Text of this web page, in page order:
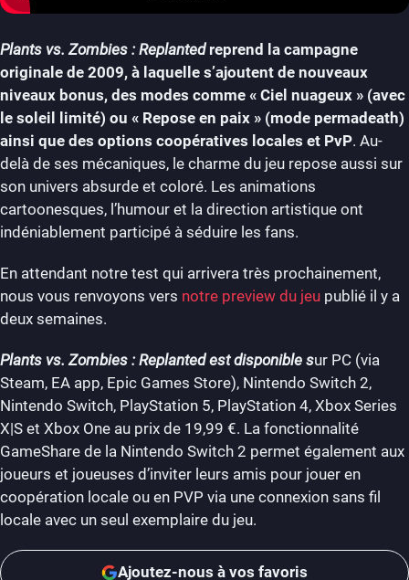
Plants vs. Zombies : Replantedreprend la campagne
originale de 2009, à laquelle s’ajoutent de nouveaux
niveaux bonus, des modes comme « Ciel nuageux » (avec
le soleil limité) ou « Repose en paix » (mode permadeath)
ainsi que des options coopératives locales et PvP. Au-
delà de ses mécaniques, le charme du jeu repose aussi sur
son univers absurde et coloré. Les animations
cartoonesques, l’humour et la direction artistique ont
indéniablement participé à séduire les fans.
En attendant notre test qui arrivera très prochainement,
nous vous renvoyons vers notre preview du jeu publié il y a
deux semaines.
Plants vs. Zombies : Replanted est disponible sur PC (via
Steam, EA app, Epic Games Store), Nintendo Switch 2,
Nintendo Switch, PlayStation 5, PlayStation 4, Xbox Series
X|S et Xbox One au prix de 19,99 €. La fonctionnalité
GameShare de la Nintendo Switch 2 permet également aux
joueurs et joueuses d’inviter leurs amis pour jouer en
coopération locale ou en PVP via une connexion sans fil
locale avec un seul exemplaire du jeu.
Ajoutez-nous à vos favoris